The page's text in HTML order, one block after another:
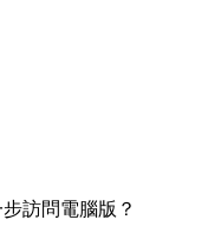
訪問電腦版？